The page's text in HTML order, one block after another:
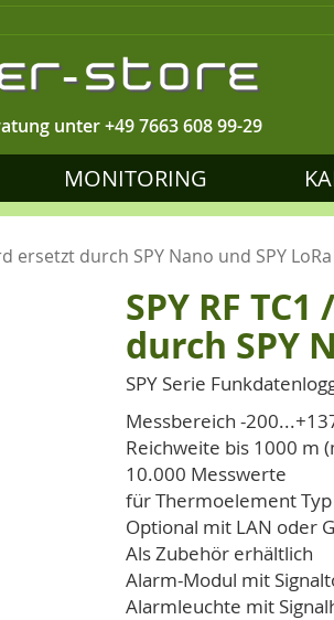
unter+49 7663 608 99-29
MONITORING
ersetzt durch SPY Nano und SPY LoRa
SPY RF
durch SPY
SPY Serie
Messbereich -
Reichweite bis 1000 m
10.000 Messwerte
für Thermoelement Typ
Optional mit LAN oder
Als Zubehör erhältlich
Alarm-Modul mit
Alarmleuchte mit